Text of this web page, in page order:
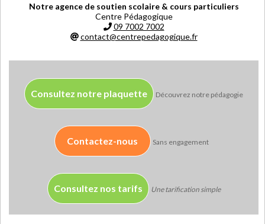
Notre agence de soutien scolaire & cours particuliers
Centre Pédagogique
09 7002 7002
contact@centrepedagogique.fr
Consultez notre plaquette Découvrez notre pédagogie
Contactez-nous Sans engagement
Consultez nos tarifs Une tarification simple